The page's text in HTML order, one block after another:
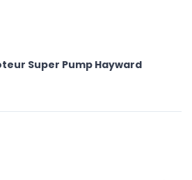
Super Pump Hayward